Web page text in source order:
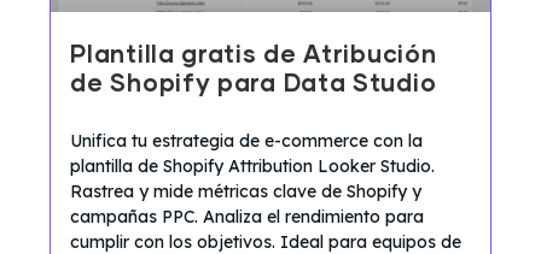
Plantilla gratis de Atribución
de Shopify para Data Studio
Unifica tu estrategia de e-commerce con la
plantilla de Shopify Attribution Looker Studio.
Rastrea y mide métricas clave de Shopify y
campañas PPC. Analiza el rendimiento para
cumplir con los objetivos. Ideal para equipos de